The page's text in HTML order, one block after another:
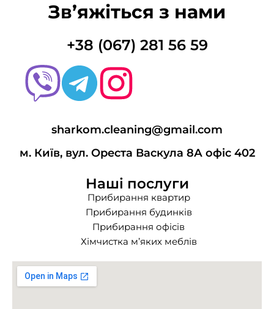
Зв’яжіться з нами
+38 (067) 281 56 59
sharkom.cleaning@gmail.com
м. Київ, вул. Ореста Васкула 8А офіс 402
Наші послуги
Прибирання квартир
Прибирання будинків
Прибирання офісів
Хімчистка м’яких меблів